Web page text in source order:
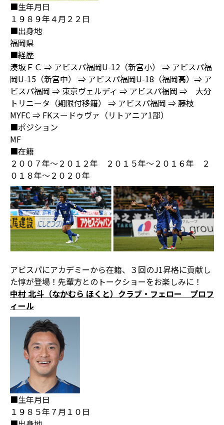
■生年月日
１９８９年４月２２日
■出身地
福岡県
■経歴
湊坂ＦＣ ⇒ アビスパ福岡U-12（新宮小） ⇒ アビスパ福
岡U-15（新宮中） ⇒ アビスパ福岡U-18（福岡高）⇒ ア
ビスパ福岡 ⇒ 東京ヴェルディ ⇒ アビスパ福岡 ⇒ 大分
トリニータ（期限付移籍） ⇒ アビスパ福岡 ⇒ 藤枝
MYFC ⇒ FKスードゥヴァ（リトアニア1部）
■ポジション
MF
■在籍
２００７年～２０１２年 ２０１５年～２０１６年 ２
０１８年～２０２０年
アビスパにアカデミーから在籍、３回のJ1昇格に貢献し
た惇が登場！先輩方とのトークショーをお楽しみに！
中村 北斗（なかむら ほくと）クラブ・フェロー プロフ
ィール
■生年月日
１９８５年７月１０日